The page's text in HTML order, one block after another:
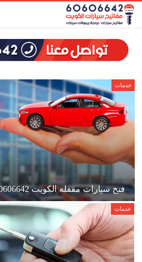
خدمات
فتح سيارات مقفله الكويت 60606642
خدمات